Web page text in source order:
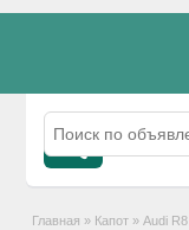
Главная » Капот » Audi